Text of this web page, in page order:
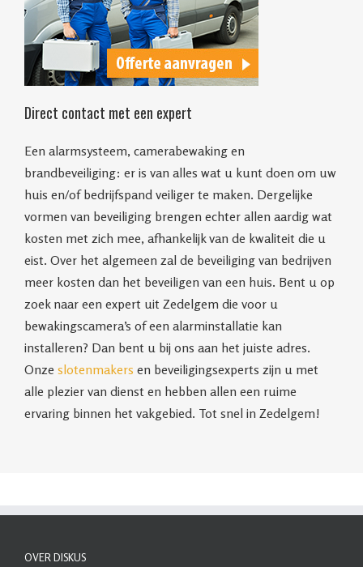
Direct contact met een expert
Een alarmsysteem, camerabewaking en
brandbeveiliging: er is van alles wat u kunt doen om uw
huis en/of bedrijfspand veiliger te maken. Dergelijke
vormen van beveiliging brengen echter allen aardig wat
kosten met zich mee, afhankelijk van de kwaliteit die u
eist. Over het algemeen zal de beveiliging van bedrijven
meer kosten dan het beveiligen van een huis. Bent u op
zoek naar een expert uit Zedelgem die voor u
bewakingscamera’s of een alarminstallatie kan
installeren? Dan bent u bij ons aan het juiste adres.
Onze slotenmakers en beveiligingsexperts zijn u met
alle plezier van dienst en hebben allen een ruime
ervaring binnen het vakgebied. Tot snel in Zedelgem!
OVER DISKUS